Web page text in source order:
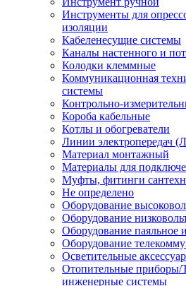
Инструменты для
изоляции
Кабеленесущие системы
Каналы настенного и
Колодки клеммные
Коммуникационная
системы
Контрольно-
Короба кабельные
Котлы и обогреватели
Линии электропередач
Материал монтажный
Материалы для
Муфты, фитинги
Не определено
Оборудование
Оборудование
Оборудование паяльное
Оборудование
Осветительные
Отопительные приборы/
инженерные системы